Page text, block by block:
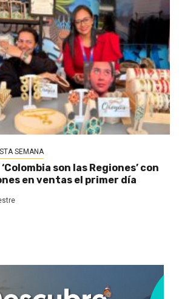
SEMANA
son las Regiones’ con
en ventas el primer día